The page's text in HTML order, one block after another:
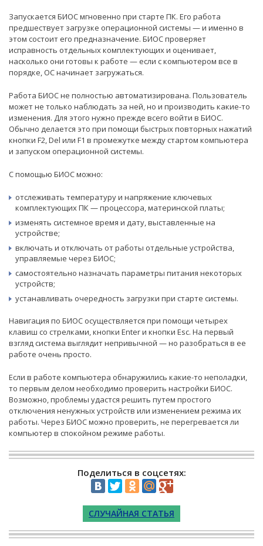
Запускается БИОС мгновенно при старте ПК. Его работа
предшествует загрузке операционной системы — и именно в
этом состоит его предназначение. БИОС проверяет
исправность отдельных комплектующих и оценивает,
насколько они готовы к работе — если с компьютером все в
порядке, ОС начинает загружаться.
Работа БИОС не полностью автоматизирована. Пользователь
может не только наблюдать за ней, но и производить какие-то
изменения. Для этого нужно прежде всего войти в БИОС.
Обычно делается это при помощи быстрых повторных нажатий
кнопки F2, Del или F1 в промежутке между стартом компьютера
и запуском операционной системы.
С помощью БИОС можно:
отслеживать температуру и напряжение ключевых
комплектующих ПК — процессора, материнской платы;
изменять системное время и дату, выставленные на
устройстве;
включать и отключать от работы отдельные устройства,
управляемые через БИОС;
самостоятельно назначать параметры питания некоторых
устройств;
устанавливать очередность загрузки при старте системы.
Навигация по БИОС осуществляется при помощи четырех
клавиш со стрелками, кнопки Enter и кнопки Esc. На первый
взгляд система выглядит непривычной — но разобраться в ее
работе очень просто.
Если в работе компьютера обнаружились какие-то неполадки,
то первым делом необходимо проверить настройки БИОС.
Возможно, проблемы удастся решить путем простого
отключения ненужных устройств или изменением режима их
работы. Через БИОС можно проверить, не перегревается ли
компьютер в спокойном режиме работы.
Поделиться в соцсетях:
СЛУЧАЙНАЯ СТАТЬЯ